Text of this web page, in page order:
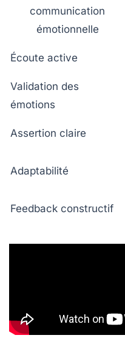
communication
émotionnelle
Écoute active
Validation des
émotions
Assertion claire
Adaptabilité
Feedback constructif